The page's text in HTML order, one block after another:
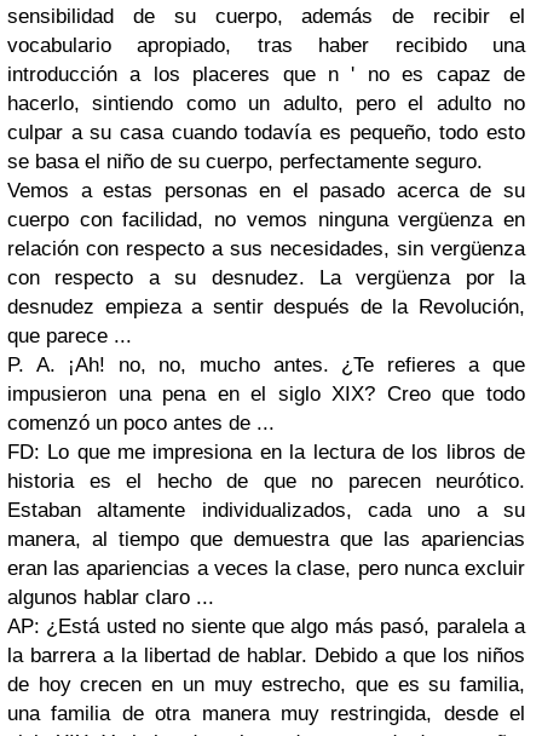
sensibilidad de su cuerpo, además de recibir el
vocabulario apropiado, tras haber recibido una
introducción a los placeres que n ' no es capaz de
hacerlo, sintiendo como un adulto, pero el adulto no
culpar a su casa cuando todavía es pequeño, todo esto
se basa el niño de su cuerpo, perfectamente seguro.
Vemos a estas personas en el pasado acerca de su
cuerpo con facilidad, no vemos ninguna vergüenza en
relación con respecto a sus necesidades, sin vergüenza
con respecto a su desnudez. La vergüenza por la
desnudez empieza a sentir después de la Revolución,
que parece ...
P. A. ¡Ah! no, no, mucho antes. ¿Te refieres a que
impusieron una pena en el siglo XIX? Creo que todo
comenzó un poco antes de ...
FD: Lo que me impresiona en la lectura de los libros de
historia es el hecho de que no parecen neurótico.
Estaban altamente individualizados, cada uno a su
manera, al tiempo que demuestra que las apariencias
eran las apariencias a veces la clase, pero nunca excluir
algunos hablar claro ...
AP: ¿Está usted no siente que algo más pasó, paralela a
la barrera a la libertad de hablar. Debido a que los niños
de hoy crecen en un muy estrecho, que es su familia,
una familia de otra manera muy restringida, desde el